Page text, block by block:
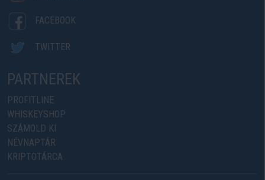
FACEBOOK
TWITTER
PARTNEREK
PROFITLINE
WHISKEYSHOP
SZÁMOLD KI
NÉVNAPTÁR
KRIPTOTÁRCA